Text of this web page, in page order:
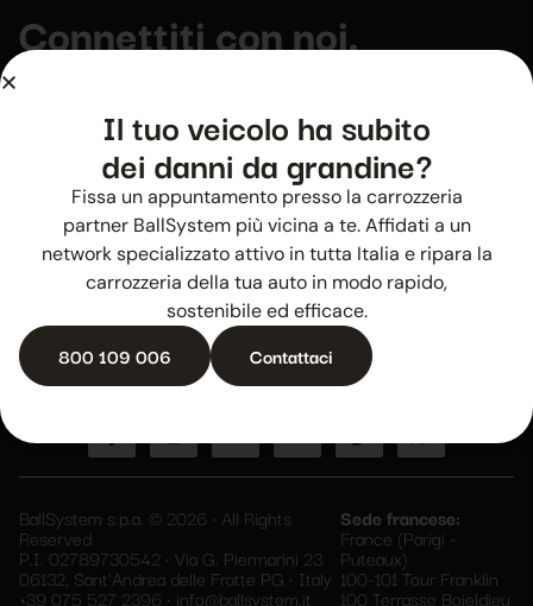
Connettiti con noi.
nostra cura.
Rimani aggiornato
Si
prega
di
lasciare
campo.
Acconsento al trattamento dei miei dati per l’iscrizione alla
newsletter e accetto la Privacy Policy.
BallSystem s.p.a. © 2026 • All Rights
Reserved
P.I. 02789730542 • Via G. Piermarini 23
06132, Sant'Andrea delle Fratte PG • Italy
+39 075 527 2396 • info@ballsystem.it
Sede francese:
France (Parigi -
Puteaux)
100-101 Tour Franklin
100 Terrasse Boieldieu
Il tuo veicolo ha subito
dei danni da grandine?
Fissa un appuntamento presso la carrozzeria
partner BallSystem più vicina a te. Affidati a un
network specializzato attivo in tutta Italia e ripara la
carrozzeria della tua auto in modo rapido,
sostenibile ed efficace.
800 109 006 Contattaci